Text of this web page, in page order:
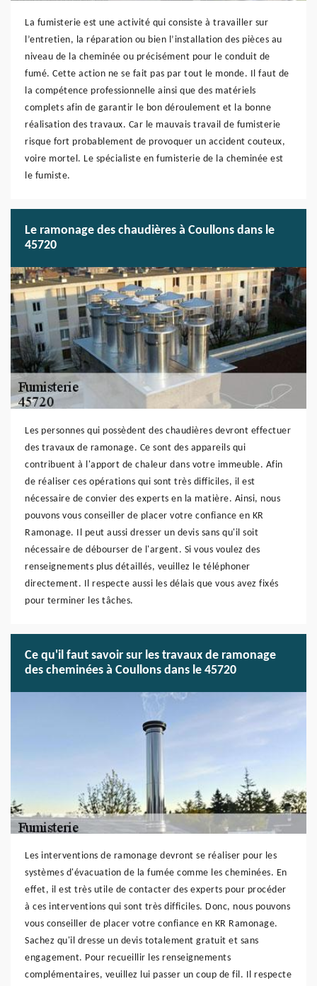
La fumisterie est une activité qui consiste à travailler sur
l’entretien, la réparation ou bien l’installation des pièces au
niveau de la cheminée ou précisément pour le conduit de
fumé. Cette action ne se fait pas par tout le monde. Il faut de
la compétence professionnelle ainsi que des matériels
complets afin de garantir le bon déroulement et la bonne
réalisation des travaux. Car le mauvais travail de fumisterie
risque fort probablement de provoquer un accident couteux,
voire mortel. Le spécialiste en fumisterie de la cheminée est
le fumiste.
Le ramonage des chaudières à Coullons dans le
45720
Les personnes qui possèdent des chaudières devront effectuer
des travaux de ramonage. Ce sont des appareils qui
contribuent à l'apport de chaleur dans votre immeuble. Afin
de réaliser ces opérations qui sont très difficiles, il est
nécessaire de convier des experts en la matière. Ainsi, nous
pouvons vous conseiller de placer votre confiance en KR
Ramonage. Il peut aussi dresser un devis sans qu'il soit
nécessaire de débourser de l'argent. Si vous voulez des
renseignements plus détaillés, veuillez le téléphoner
directement. Il respecte aussi les délais que vous avez fixés
pour terminer les tâches.
Ce qu'il faut savoir sur les travaux de ramonage
des cheminées à Coullons dans le 45720
Les interventions de ramonage devront se réaliser pour les
systèmes d'évacuation de la fumée comme les cheminées. En
effet, il est très utile de contacter des experts pour procéder
à ces interventions qui sont très difficiles. Donc, nous pouvons
vous conseiller de placer votre confiance en KR Ramonage.
Sachez qu'il dresse un devis totalement gratuit et sans
engagement. Pour recueillir les renseignements
complémentaires, veuillez lui passer un coup de fil. Il respecte